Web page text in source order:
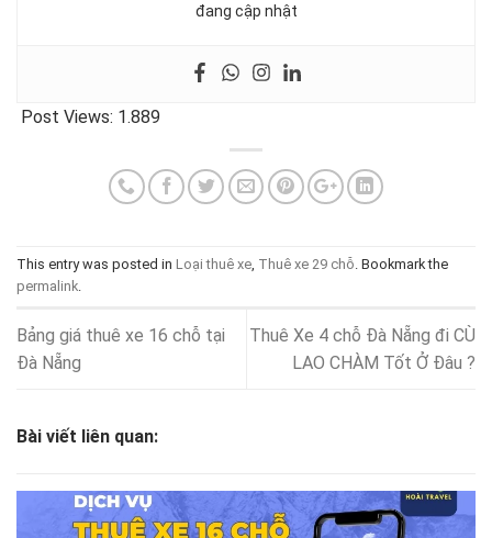
đang cập nhật
Post Views: 1.889
This entry was posted in Loại thuê xe, Thuê xe 29 chỗ. Bookmark the
permalink.
Bảng giá thuê xe 16 chỗ tại
Đà Nẵng
Thuê Xe 4 chỗ Đà Nẵng đi CÙ
LAO CHÀM Tốt Ở Đâu ?
Bài viết liên quan: